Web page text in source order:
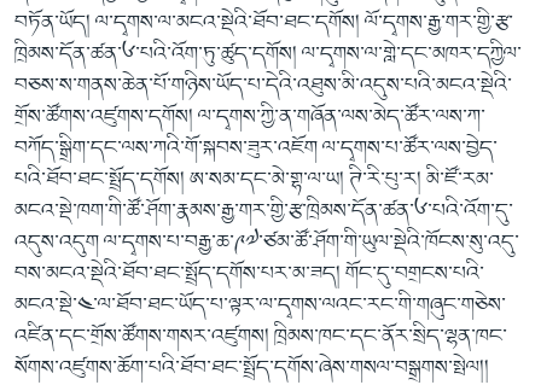
བཏོན་ཡོད། ལ་དྭགས་ལ་མངའ་སྡེའི་ཐོབ་ཐང་དགོས། ལོ་དྭགས་རྒྱ་གར་གྱི་རྩ་
ཁྲིམས་དོན་ཚན་༦་པའི་འོག་ཏུ་ཚུད་དགོས། ལ་དྭགས་ལ་གླེ་དང་མཁར་དཀྱིལ་
བཅས་ས་གནས་ཆེན་པོ་གཉིས་ཡོད་པ་དེའི་འཐུས་མི་འདུས་པའི་མངའ་སྡེའི་
གྲོས་ཚོགས་འཛུགས་དགོས། ལ་དྭགས་ཀྱི་ན་གཞོན་ལས་མེད་ཚོར་ལས་ཀ་
བཀོད་སྒྲིག་དང་ལས་ཀའི་གོ་སྐབས་ཟུར་འཇོག ལ་དྭགས་པ་ཚོར་ལས་བྱེད་
པའི་ཐོབ་ཐང་སྤྲོད་དགོས། ཨ་སམ་དང་མེ་གྷ་ལ་ཡ། ཊི་རི་པུ་ར། མི་ཛོ་རམ་
མངའ་སྡེ་ཁག་གི་ཚོ་ཤོག་རྣམས་རྒྱ་གར་གྱི་རྩ་ཁྲིམས་དོན་ཚན་༦་པའི་འོག་དུ་
འདུས་འདུག ལ་དྭགས་པ་བརྒྱ་ཆ་༩༧་ཙམ་ཚོ་ཤོག་གི་ཡུལ་སྡེའི་ཁོངས་སུ་འདུ་
བས་མངའ་སྡེའི་ཐོབ་ཐང་སྤྲོད་དགོས་པར་མ་ཟད། གོང་དུ་བགྲངས་པའི་
མངའ་སྡེ་༤་ལ་ཐོབ་ཐང་ཡོད་པ་ལྟར་ལ་དྭགས་ལའང་རང་གི་གཞུང་གཅེས་
འཛིན་དང་གྲོས་ཚོགས་གསར་འཛུགས། ཁྲིམས་ཁང་དང་ནོར་སྲིད་ལྷན་ཁང་
སོགས་འཛུགས་ཆོག་པའི་ཐོབ་ཐང་སྤྲོད་དགོས་ཞེས་གསལ་བསྒྲགས་སྤེལ།།